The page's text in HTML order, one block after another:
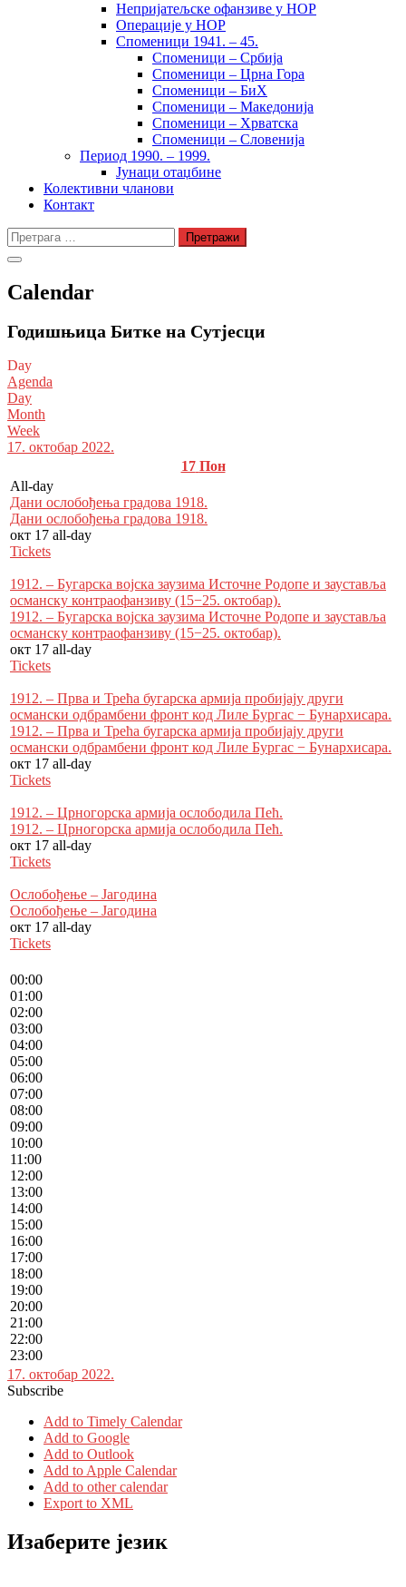
Непријатељске офанзиве у НОР
Операције у НОР
Споменици 1941. – 45.
Споменици – Србија
Споменици – Црна Гора
Споменици – БиХ
Споменици – Македонија
Споменици – Хрватска
Споменици – Словенија
Период 1990. – 1999.
Јунаци отаџбине
Колективни чланови
Контакт
Претрага
за:
Calendar
Годишњица Битке на Сутјесци
Day
Agenda
Day
Month
Week
17. октобар 2022.
17 Пон
All-day
Дани ослобођења градова 1918.
Дани ослобођења градова 1918.
окт 17 all-day
Tickets
1912. – Бугарска војска заузима Источне Родопе и зауставља
османску контраофанзиву (15−25. октобар).
1912. – Бугарска војска заузима Источне Родопе и зауставља
османску контраофанзиву (15−25. октобар).
окт 17 all-day
Tickets
1912. – Прва и Трећа бугарска армија пробијају други
османски одбрамбени фронт код Лиле Бургас − Бунархисара.
1912. – Прва и Трећа бугарска армија пробијају други
османски одбрамбени фронт код Лиле Бургас − Бунархисара.
окт 17 all-day
Tickets
1912. – Црногорска армија ослободила Пећ.
1912. – Црногорска армија ослободила Пећ.
окт 17 all-day
Tickets
Ослобођење – Јагодина
Ослобођење – Јагодина
окт 17 all-day
Tickets
00:00
01:00
02:00
03:00
04:00
05:00
06:00
07:00
08:00
09:00
10:00
11:00
12:00
13:00
14:00
15:00
16:00
17:00
18:00
19:00
20:00
21:00
22:00
23:00
17. октобар 2022.
Subscribe
Add to Timely Calendar
Add to Google
Add to Outlook
Add to Apple Calendar
Add to other calendar
Export to XML
Изаберите језик